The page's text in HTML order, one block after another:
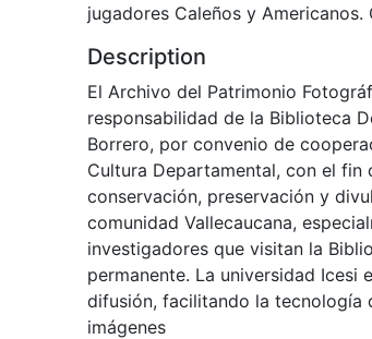
jugadores Caleños y
Description
El Archivo del Patrimonio
responsabilidad de la Biblioteca
Borrero, por convenio de
Cultura Departamental, con el fin
conservación, preservación y
comunidad Vallecaucana,
investigadores que visitan la
permanente. La universidad Icesi
difusión, facilitando la tecnología
imágenes